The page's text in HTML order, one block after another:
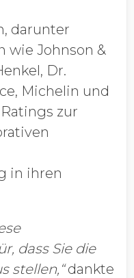
darunter
wie Johnson &
Dr.
Michelin und
zur
in ihren
dass Sie die
stellen,“dankte